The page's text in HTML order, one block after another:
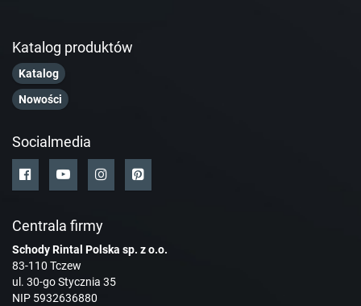
Katalog produktów
Katalog
Nowości
Socialmedia
Centrala firmy
Schody Rintal Polska sp. z o.o.
83-110 Tczew
ul. 30-go Stycznia 35
NIP 5932636880